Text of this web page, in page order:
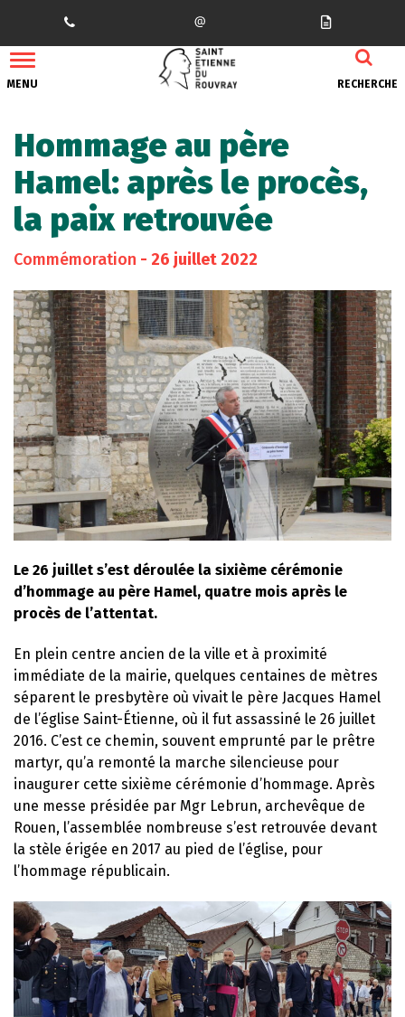
MENU RECHERCHE
Hommage au père
Hamel: après le procès,
la paix retrouvée
Commémoration - 26 juillet 2022
Le 26 juillet s’est déroulée la sixième cérémonie
d’hommage au père Hamel, quatre mois après le
procès de l’attentat.
En plein centre ancien de la ville et à proximité
immédiate de la mairie, quelques centaines de mètres
séparent le presbytère où vivait le père Jacques Hamel
de l’église Saint-Étienne, où il fut assassiné le 26 juillet
2016. C’est ce chemin, souvent emprunté par le prêtre
martyr, qu’a remonté la marche silencieuse pour
inaugurer cette sixième cérémonie d’hommage. Après
une messe présidée par Mgr Lebrun, archevêque de
Rouen, l’assemblée nombreuse s’est retrouvée devant
la stèle érigée en 2017 au pied de l’église, pour
l’hommage républicain.